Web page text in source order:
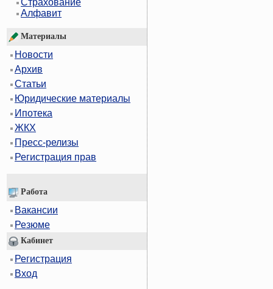
Страхование
Алфавит
Материалы
Новости
Архив
Статьи
Юридические материалы
Ипотека
ЖКХ
Пресс-релизы
Регистрация прав
Работа
Вакансии
Резюме
Кабинет
Регистрация
Вход